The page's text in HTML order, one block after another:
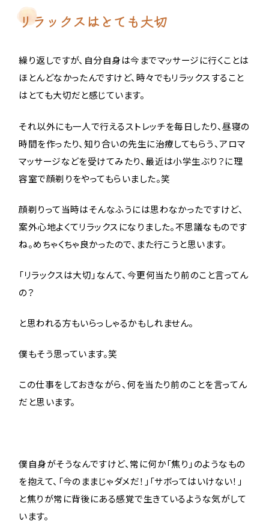
リラックスはとても大切
繰り返しですが、自分自身は今までマッサージに行くことは
ほとんどなかったんですけど、時々でもリラックスすること
はとても大切だと感じています。
それ以外にも一人で行えるストレッチを毎日したり、昼寝の
時間を作ったり、知り合いの先生に治療してもらう、アロマ
マッサージなどを受けてみたり、最近は小学生ぶり？に理
容室で顔剃りをやってもらいました。笑
顔剃りって当時はそんなふうには思わなかったですけど、
案外心地よくてリラックスになりました。不思議なものです
ね。めちゃくちゃ良かったので、また行こうと思います。
「リラックスは大切」なんて、今更何当たり前のこと言ってん
の？
と思われる方もいらっしゃるかもしれません。
僕もそう思っています。笑
この仕事をしておきながら、何を当たり前のことを言ってん
だと思います。
僕自身がそうなんですけど、常に何か「焦り」のようなもの
を抱えて、「今のままじゃダメだ！」「サボってはいけない！」
と焦りが常に背後にある感覚で生きているような気がして
います。